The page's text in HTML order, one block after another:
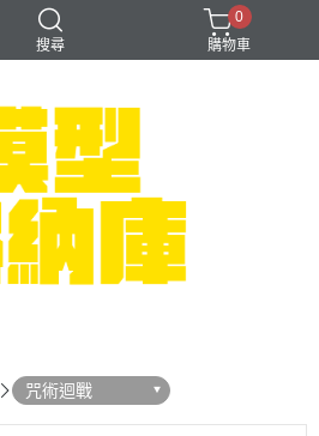
搜尋
可以色色
崩壞：星穹鐵道
0
購物車
咒術迴戰